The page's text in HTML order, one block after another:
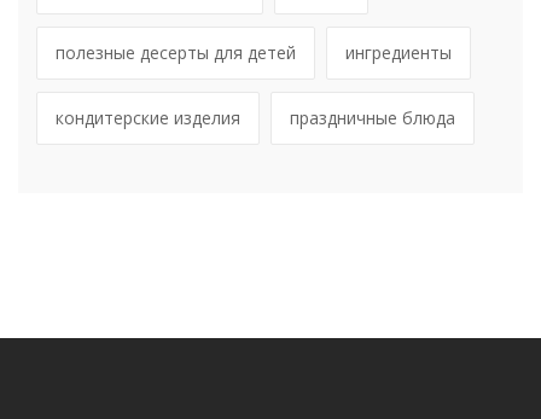
полезные десерты для детей ингредиенты
кондитерские изделия праздничные блюда